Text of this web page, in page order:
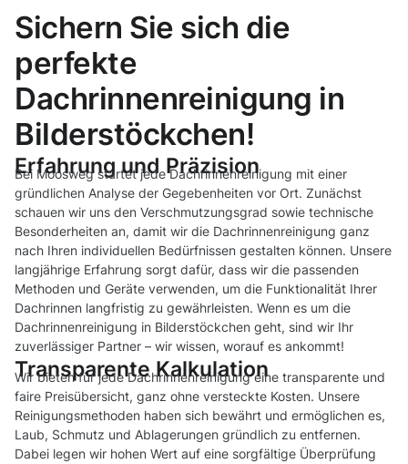
Sichern Sie sich die
perfekte
Dachrinnenreinigung in
Bilderstöckchen!
Erfahrung und Präzision
Bei Moosweg startet jede Dachrinnenreinigung mit einer
gründlichen Analyse der Gegebenheiten vor Ort. Zunächst
schauen wir uns den Verschmutzungsgrad sowie technische
Besonderheiten an, damit wir die Dachrinnenreinigung ganz
nach Ihren individuellen Bedürfnissen gestalten können. Unsere
langjährige Erfahrung sorgt dafür, dass wir die passenden
Methoden und Geräte verwenden, um die Funktionalität Ihrer
Dachrinnen langfristig zu gewährleisten. Wenn es um die
Dachrinnenreinigung in Bilderstöckchen geht, sind wir Ihr
zuverlässiger Partner – wir wissen, worauf es ankommt!
Transparente Kalkulation
Wir bieten für jede Dachrinnenreinigung eine transparente und
faire Preisübersicht, ganz ohne versteckte Kosten. Unsere
Reinigungsmethoden haben sich bewährt und ermöglichen es,
Laub, Schmutz und Ablagerungen gründlich zu entfernen.
Dabei legen wir hohen Wert auf eine sorgfältige Überprüfung